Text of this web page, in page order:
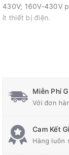
430V; 160V-430V
ít thiết bị điện.
Hướng
hãng
√ Model: ST-
Miễn Phí
Với đơn
Cam Kết
Hàng luôn